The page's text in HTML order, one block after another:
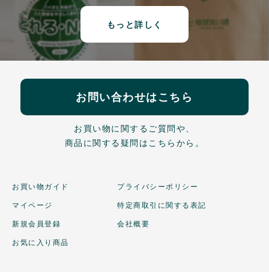
もっと詳しく
お問い合わせはこちら
お買い物に関するご質問や、
商品に関する疑問はこちらから。
お買い物ガイド
マイページ
新規会員登録
お気に入り商品
プライバシーポリシー
特定商取引に関する表記
会社概要